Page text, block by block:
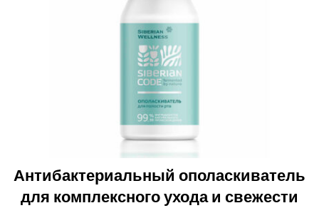
Антибактериальный ополаскиватель
для комплексного ухода и свежести